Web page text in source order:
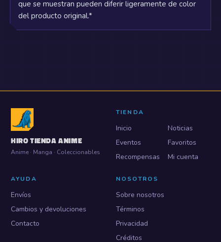
que se muestran pueden diferir ligeramente de color
del producto original.*
HIRO TIENDA ANIME
Anime · Manga · Coleccionables
TIENDA
Inicio
Noticias
Eventos
Favoritos
Recompensas
Mi cuenta
AYUDA
Envíos
Cambios y devoluciones
Contacto
NOSOTROS
Sobre nosotros
Términos
Privacidad
Créditos